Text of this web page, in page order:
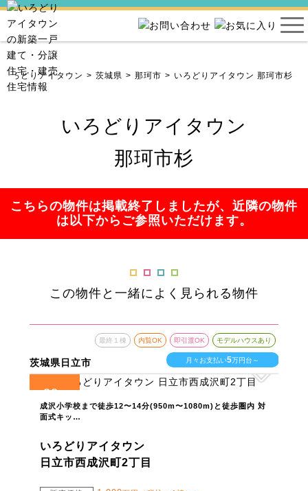
ろどりアイタウン 茨城県 那珂市 いろどりアイタウン 那珂市杉
いろどりアイタウン
那珂市杉
こちらの物件は掲載終了しましたが、近隣の物件
は以下からご参照いただけます。
この物件と一緒によく見られる物件
茨城県日立市
最終１棟 内覧OK 即引渡OK モデルハウスあり
月々お支払い5万円台～
22
成沢小学校まで徒歩12〜14分(950m〜1080m)と徒歩圏内 対
面式キッ…
いろどりアイタウン
日立市西成沢町2丁目